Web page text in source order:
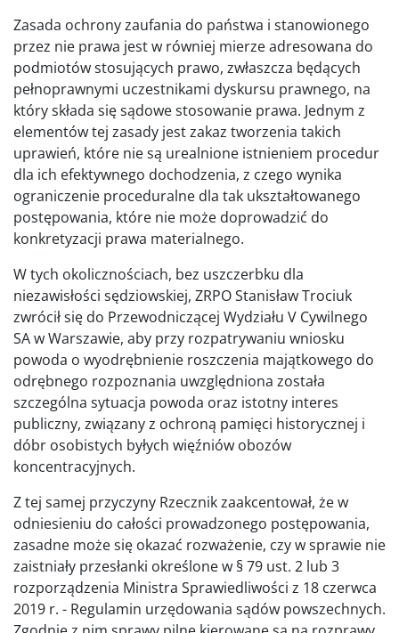
Zasada ochrony zaufania do państwa i stanowionego
przez nie prawa jest w równiej mierze adresowana do
podmiotów stosujących prawo, zwłaszcza będących
pełnoprawnymi uczestnikami dyskursu prawnego, na
który składa się sądowe stosowanie prawa. Jednym z
elementów tej zasady jest zakaz tworzenia takich
uprawień, które nie są urealnione istnieniem procedur
dla ich efektywnego dochodzenia, z czego wynika
ograniczenie proceduralne dla tak ukształtowanego
postępowania, które nie może doprowadzić do
konkretyzacji prawa materialnego.
W tych okolicznościach, bez uszczerbku dla
niezawisłości sędziowskiej, ZRPO Stanisław Trociuk
zwrócił się do Przewodniczącej Wydziału V Cywilnego
SA w Warszawie, aby przy rozpatrywaniu wniosku
powoda o wyodrębnienie roszczenia majątkowego do
odrębnego rozpoznania uwzględniona została
szczególna sytuacja powoda oraz istotny interes
publiczny, związany z ochroną pamięci historycznej i
dóbr osobistych byłych więźniów obozów
koncentracyjnych.
Z tej samej przyczyny Rzecznik zaakcentował, że w
odniesieniu do całości prowadzonego postępowania,
zasadne może się okazać rozważenie, czy w sprawie nie
zaistniały przesłanki określone w § 79 ust. 2 lub 3
rozporządzenia Ministra Sprawiedliwości z 18 czerwca
2019 r. - Regulamin urzędowania sądów powszechnych.